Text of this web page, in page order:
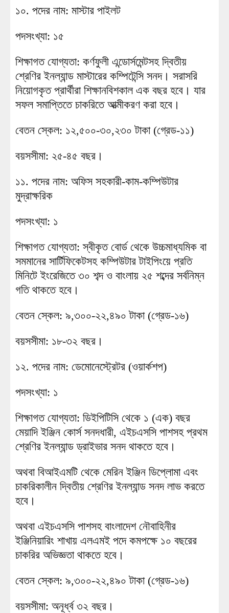
১০. পদের নাম: মাস্টার পাইলট
পদসংখ্যা: ১৫
শিক্ষাগত যোগ্যতা: কর্ণফুলী এন্ডোর্সমেন্টসহ দ্বিতীয়
শ্রেণির ইনল্যান্ড মাস্টারের কম্পিটেন্সি সনদ। সরাসরি
নিয়োগকৃত প্রার্থীরা শিক্ষানবিশকাল এক বছর হবে। যার
সফল সমাপ্তিতে চাকরিতে আত্মীকরণ করা হবে।
বেতন স্কেল: ১২,৫০০-৩০,২৩০ টাকা (গ্রেড-১১)
বয়সসীমা: ২৫-৪৫ বছর।
১১. পদের নাম: অফিস সহকারী-কাম-কম্পিউটার
মুদ্রাক্ষরিক
পদসংখ্যা: ১
শিক্ষাগত যোগ্যতা: স্বীকৃত বোর্ড থেকে উচ্চমাধ্যমিক বা
সমমানের সার্টিফিকেটসহ কম্পিউটার টাইপিংয়ে প্রতি
মিনিটে ইংরেজিতে ৩০ শব্দ ও বাংলায় ২৫ শব্দের সর্বনিম্ন
গতি থাকতে হবে।
বেতন স্কেল: ৯,৩০০-২২,৪৯০ টাকা (গ্রেড-১৬)
বয়সসীমা: ১৮-৩২ বছর।
১২. পদের নাম: ডেমোনেস্ট্রেটর (ওয়ার্কশপ)
পদসংখ্যা: ১
শিক্ষাগত যোগ্যতা: ডিইপিটিসি থেকে ১ (এক) বছর
মেয়াদি ইঞ্জিন কোর্স সনদধারী, এইচএসসি পাশসহ প্রথম
শ্রেণির ইনল্যান্ড ড্রাইভার সনদ থাকতে হবে।
অথবা বিআইএমটি থেকে মেরিন ইঞ্জিন ডিপ্লোমা এবং
চাকরিকালীন দ্বিতীয় শ্রেণির ইনল্যান্ড সনদ লাভ করতে
হবে।
অথবা এইচএসসি পাশসহ বাংলাদেশ নৌবাহিনীর
ইঞ্জিনিয়ারিং শাখায় এলএমই পদে কমপক্ষে ১০ বছরের
চাকরির অভিজ্ঞতা থাকতে হবে।
বেতন স্কেল: ৯,৩০০-২২,৪৯০ টাকা (গ্রেড-১৬)
বয়সসীমা: অনূর্ধ্ব ৩২ বছর।